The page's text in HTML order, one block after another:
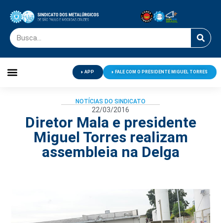
APP FALE COM O PRESIDENTE MIGUEL TORRES
NOTÍCIAS DO SINDICATO
22/03/2016
Diretor Mala e presidente
Miguel Torres realizam
assembleia na Delga